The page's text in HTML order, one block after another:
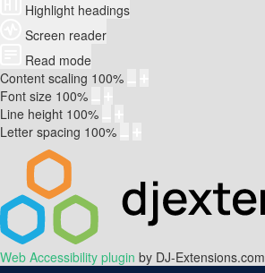
Highlight headings
Screen reader
Read mode
Content scaling 100%
Font size 100%
Line height 100%
Letter spacing 100%
Web Accessibility plugin by DJ-Extensions.com